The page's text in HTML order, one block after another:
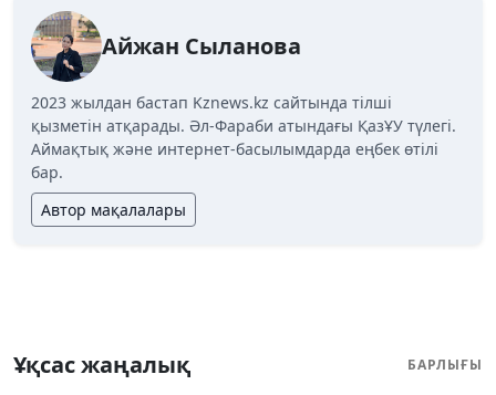
Айжан Сыланова
2023 жылдан бастап Kznews.kz сайтында тілші
қызметін атқарады. Әл-Фараби атындағы ҚазҰУ түлегі.
Аймақтық және интернет-басылымдарда еңбек өтілі
бар.
Автор мақалалары
Ұқсас жаңалық БАРЛЫҒЫ